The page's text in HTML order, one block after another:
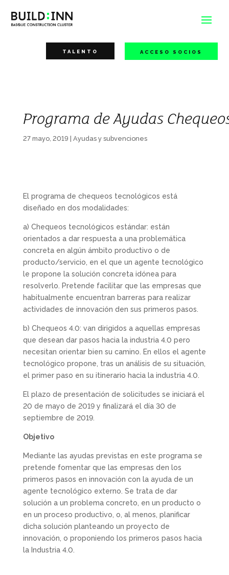
TALENTO ACCESO SOCIOS
Programa de Ayudas
27 mayo, 2019 Ayudas y subvenciones
El programa de chequeos tecnológicos está
diseñado en dos modalidades:
a) Chequeos tecnológicos estándar: están
orientados a dar respuesta a una problemática
concreta en algún ámbito productivo o de
producto/servicio, en el que un agente tecnológico
le propone la solución concreta idónea para
resolverlo. Pretende facilitar que las empresas que
habitualmente encuentran barreras para realizar
actividades de innovación den sus primeros pasos.
b) Chequeos 4.0: van dirigidos a aquellas empresas
que desean dar pasos hacia la industria 4.0 pero
necesitan orientar bien su camino. En ellos el agente
tecnológico propone, tras un análisis de su situación,
el primer paso en su itinerario hacia la industria 4.0.
El plazo de presentación de solicitudes se iniciará el
20 de mayo de 2019 y finalizará el día 30 de
septiembre de 2019.
Objetivo
Mediante las ayudas previstas en este programa se
pretende fomentar que las empresas den los
primeros pasos en innovación con la ayuda de un
agente tecnológico externo. Se trata de dar
solución a un problema concreto, en un producto o
en un proceso productivo, o, al menos, planificar
dicha solución planteando un proyecto de
innovación, o proponiendo los primeros pasos hacia
la Industria 4.0.